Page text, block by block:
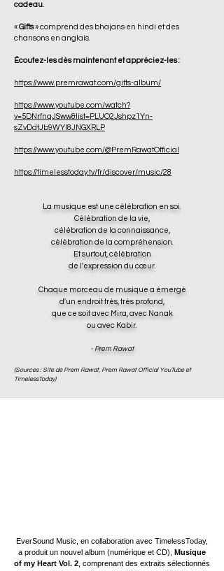
cadeau.
«Gifts» comprend des bhajans en hindi et des
chansons en anglais.
Écoutez-les dès maintenant et appréciez-les :
https://www.premrawat.com/gifts-album/
https://www.youtube.com/watch?
v=5DNrfnqJSww&list=PLUQ2Jshpz1Yn-
sZvDdtJb9WYI8JNGXRLP
https://www.youtube.com/@PremRawatOfficial
https://timelesstoday.tv/fr/discover/music/28
La musique est une célébration en soi.
Célébration de la vie,
célébration de la connaissance,
célébration de la compréhension.
Et surtout, célébration
de l'expression du cœur.
Chaque morceau de musique a émergé
d'un endroit très, très profond,
que ce soit avec Mira, avec Nanak
ou avec Kabir.
- Prem Rawat
(Sources : Site de Prem Rawat, Prem Rawat Official YouTube et
TimelessToday)
EverSound Music, en collaboration avec TimelessToday,
a produit un nouvel album (numérique et CD), Musique
of my Heart Vol. 2 , comprenant des extraits sélectionnés